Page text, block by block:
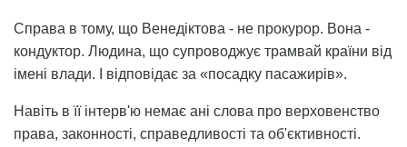
Справа в тому, що Венедіктова - не прокурор. Вона -
кондуктор. Людина, що супроводжує трамвай країни від
імені влади. І відповідає за «посадку пасажирів».
Навіть в її інтерв'ю немає ані слова про верховенство
права, законності, справедливості та об'єктивності.